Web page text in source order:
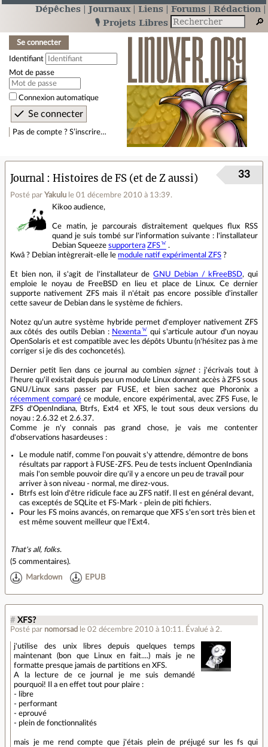
Dépêches Journaux Liens Forums
Rédaction
🎙️ Projets Libres
Se connecter
Identifiant
Mot de passe
Connexion automatique
Pas de compte ? S’inscrire…
Journal Histoires de FS (et de Z aussi)
Posté par Yakulu le 01 décembre 2010 à 13:39.
33
Kikoo audience,
Ce matin, je parcourais distraitement quelques flux RSS
quand je suis tombé sur l'information suivante : l'installateur
Debian Squeeze supportera ZFS
.
Kwâ ? Debian intègrerait-elle le module natif expérimental ZFS ?
Et bien non, il s'agit de l'installateur de GNU Debian / kFreeBSD, qui
emploie le noyau de FreeBSD en lieu et place de Linux. Ce dernier
supporte nativement ZFS mais il n'était pas encore possible d'installer
cette saveur de Debian dans le système de fichiers.
Notez qu'un autre système hybride permet d'employer nativement ZFS
aux côtés des outils Debian : Nexenta
qui s'articule autour d'un noyau
OpenSolaris et est compatible avec les dépôts Ubuntu (n'hésitez pas à me
corriger si je dis des cochoncetés).
Dernier petit lien dans ce journal au combien signet: j'écrivais tout à
l'heure qu'il existait depuis peu un module Linux donnant accès à ZFS sous
GNU/Linux sans passer par FUSE, et bien sachez que Phoronix a
récemment comparé ce module, encore expérimental, avec ZFS Fuse, le
ZFS d'OpenIndiana, Btrfs, Ext4 et XFS, le tout sous deux versions du
noyau : 2.6.32 et 2.6.37.
Comme je n'y connais pas grand chose, je vais me contenter
d'observations hasardeuses :
Le module natif, comme l'on pouvait s'y attendre, démontre de bons
résultats par rapport à FUSE-ZFS. Peu de tests incluent OpenIndiania
mais l'on semble pouvoir dire qu'il y a encore un peu de travail pour
arriver à son niveau - normal, me direz-vous.
Btrfs est loin d'être ridicule face au ZFS natif. Il est en général devant,
cas exceptés de SQLite et FS-Mark - plein de piti fichiers.
Pour les FS moins avancés, on remarque que XFS s'en sort très bien et
est même souvent meilleur que l'Ext4.
That's all, folks.
(5 commentaires).
Markdown EPUB
# XFS?
Posté par nomorsad le 02 décembre 2010 à 10:11. Évalué à 2.
j'utilise des unix libres depuis quelques temps
maintenant (bon que Linux en fait....) mais je ne
formatte presque jamais de partitions en XFS.
A la lecture de ce journal je me suis demandé
pourquoi! Il a en effet tout pour plaire :
- libre
- performant
- eprouvé
- plein de fonctionnalités
mais je me rend compte que j'étais plein de préjugé sur les fs qui